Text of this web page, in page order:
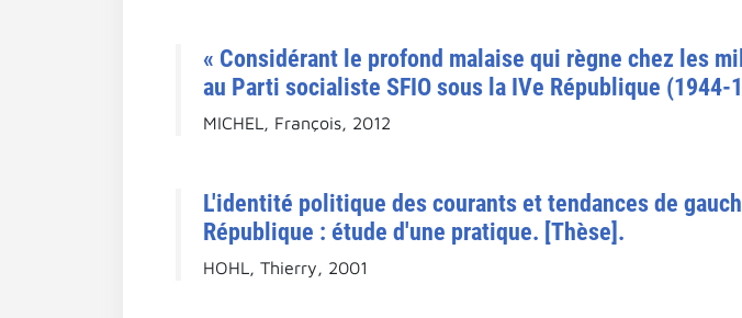
« Considérant le profond malaise qui règne chez les
au Parti socialiste SFIO sous la IVe République (1944-
MICHEL, François, 2012
L'identité politique des courants et tendances de
République : étude d'une pratique. [Thèse].
HOHL, Thierry, 2001